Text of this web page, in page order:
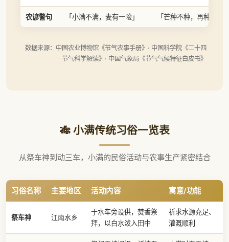
农谚警句 「小满不满，麦有一险」 「芒种不种，再种无用
数据来源：中国农业博物馆《节气农事手册》· 中国科学院《二十四
节气科学解读》· 中国气象局《节气气候特征白皮书》
🎋 小满传统习俗一览表
从祭车神到动三车，小满的民俗活动与农事生产紧密结合
习俗名称 主要地区 活动内容 寓意/功能
祭车神 江南水乡
于水车旁设供，焚香祭
拜，以白水泼入田中
祈求水源充足、
灌溉顺利